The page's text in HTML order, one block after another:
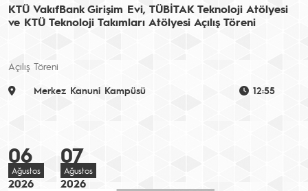
KTÜ VakıfBank Girişim Evi, TÜBİTAK Teknoloji Atölyesi
ve KTÜ Teknoloji Takımları Atölyesi Açılış Töreni
Açılış Töreni
Merkez Kanuni Kampüsü
12:55
06
Ağustos
2026
07
Ağustos
2026